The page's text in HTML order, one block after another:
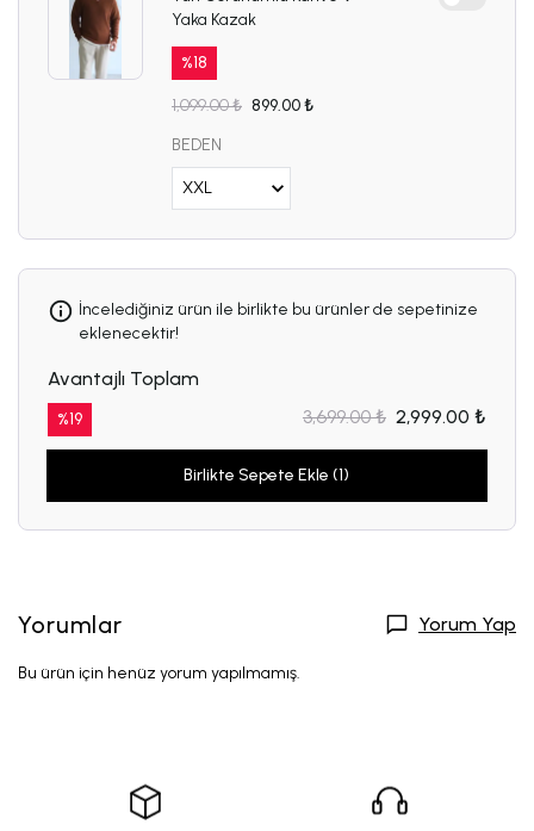
Yaka Kazak
%18
1,099.00 ₺ 899.00 ₺
BEDEN
İncelediğiniz ürün ile birlikte bu ürünler de sepetinize
eklenecektir!
Avantajlı Toplam
%19 3,699.00 ₺ 2,999.00 ₺
Birlikte Sepete Ekle (1)
Yorumlar Yorum Yap
Bu ürün için henüz yorum yapılmamış.